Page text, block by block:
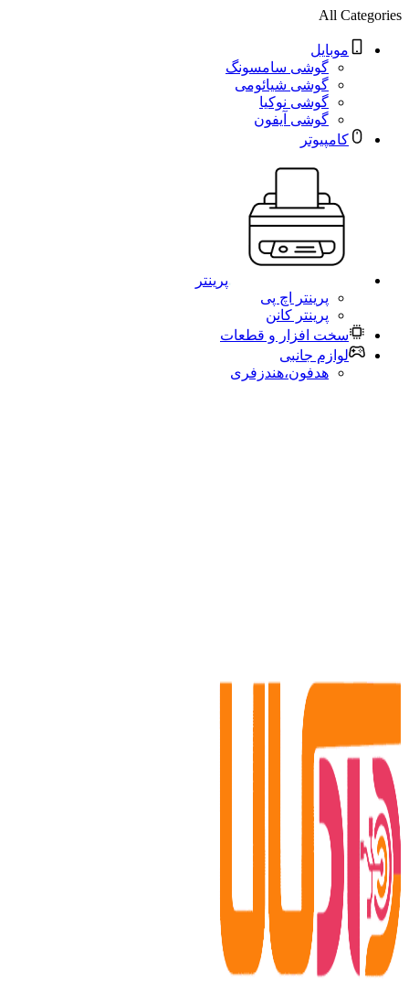
All Categories
موبایل
گوشی سامسونگ
گوشی شیائومی
گوشی نوکیا
گوشی آیفون
کامپیوتر
پرینتر
پرینتر اچ پی
پرینتر کانن
سخت افزار و قطعات
لوازم جانبی
هدفون،هندزفری